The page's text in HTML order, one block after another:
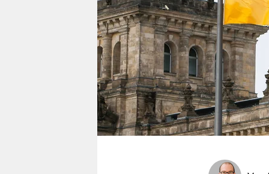
verlag
veranstaltungen
shop
fragen & hilfe
unterstützen
abo